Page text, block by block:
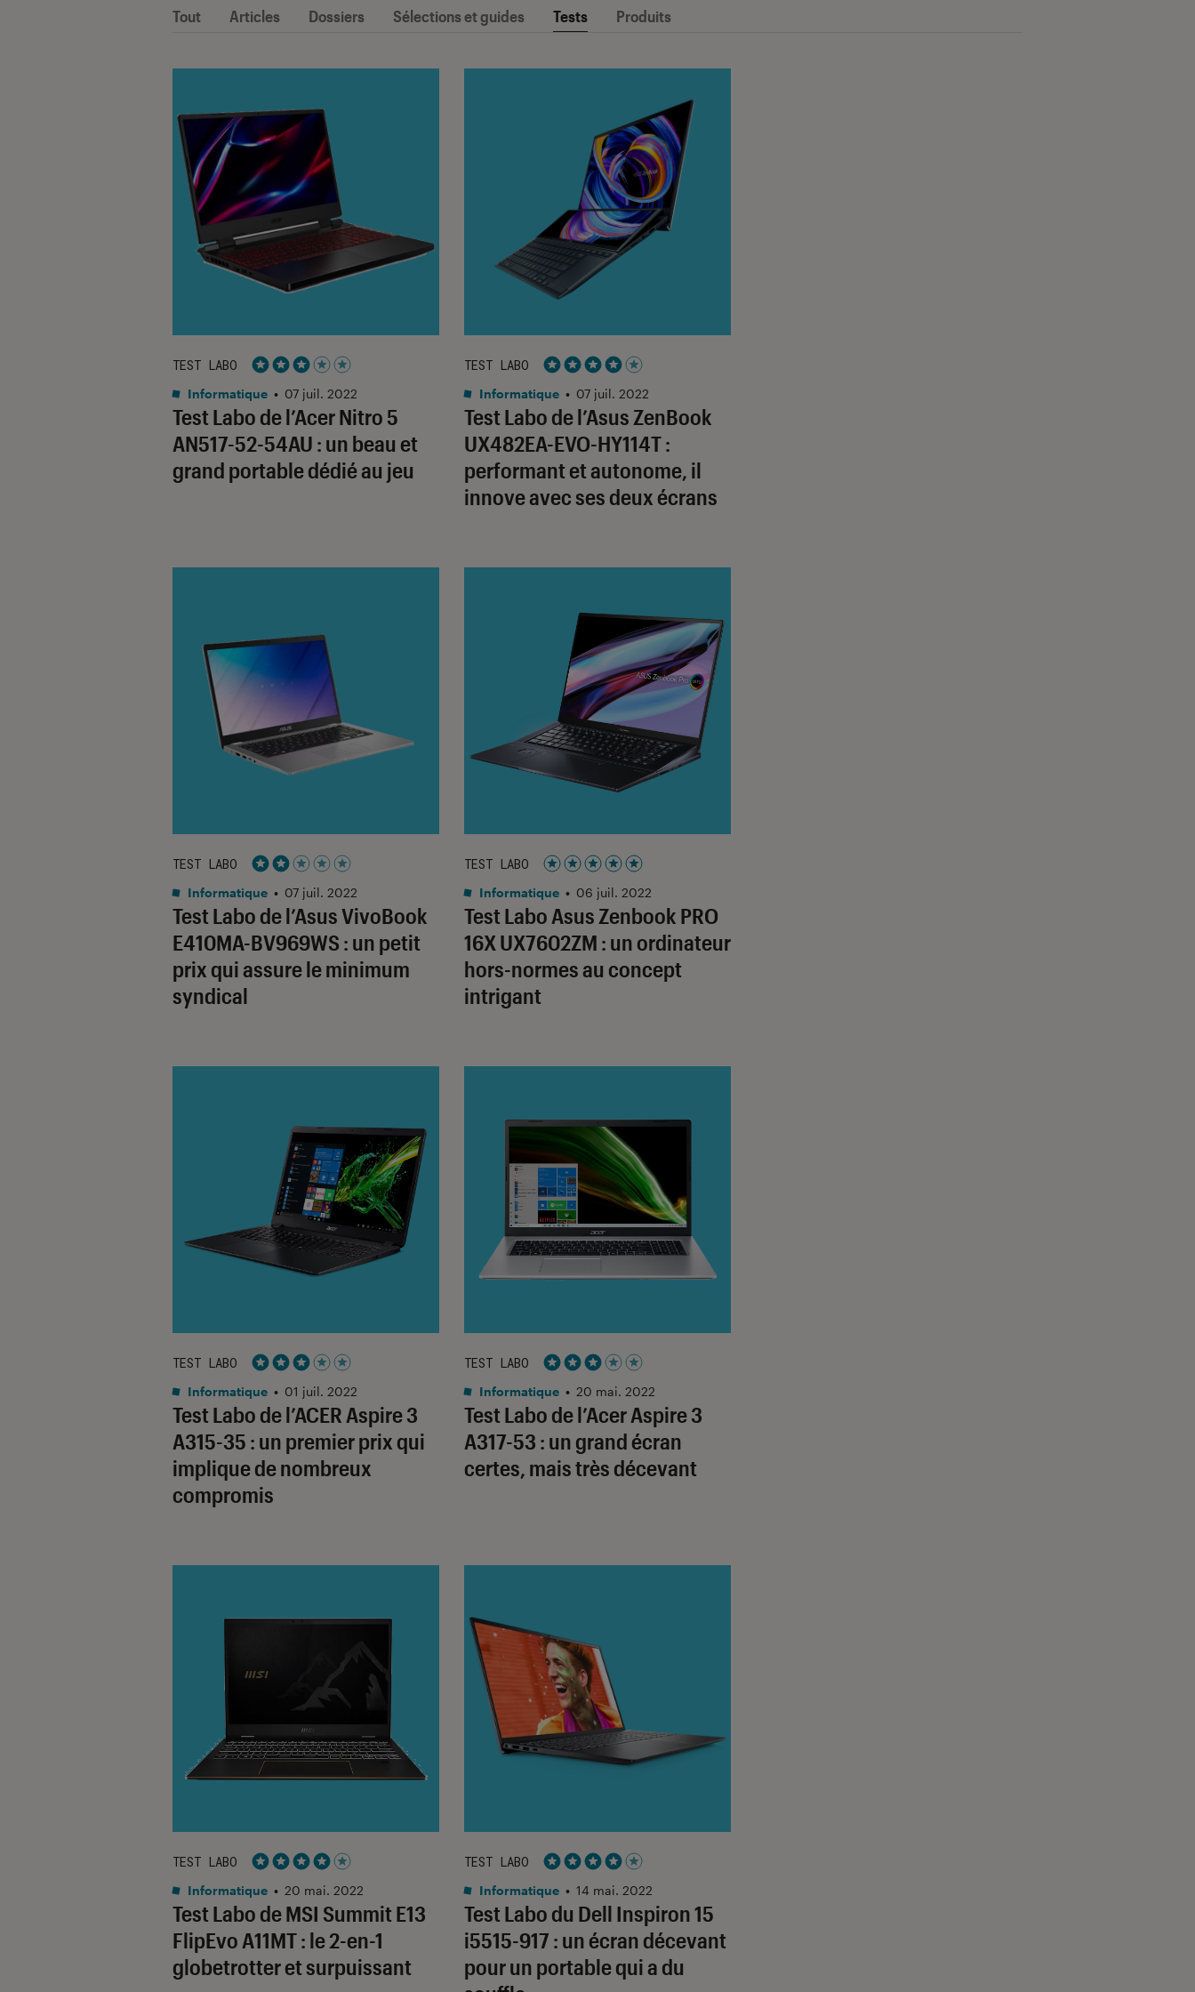
Tout Articles Dossiers Sélections et guides Tests Produits
Test Labo de l’Acer Nitro 5
AN517-52-54AU : un beau et
grand portable dédié au jeu
TEST LABO
Noté 3 étoiles sur 5
Informatique • 07 juil. 2022
Test Labo de l’Asus ZenBook
UX482EA-EVO-HY114T :
performant et autonome, il
innove avec ses deux écrans
TEST LABO
Noté 4 étoiles sur 5
Informatique • 07 juil. 2022
Test Labo de l’Asus VivoBook
E410MA-BV969WS : un petit
prix qui assure le minimum
syndical
TEST LABO
Noté 2 étoiles sur 5
Informatique • 07 juil. 2022
Test Labo Asus Zenbook PRO
16X UX7602ZM : un ordinateur
hors-normes au concept
intrigant
TEST LABO
Noté 5 étoiles sur 5
Informatique • 06 juil. 2022
Test Labo de l’ACER Aspire 3
A315-35 : un premier prix qui
implique de nombreux
compromis
TEST LABO
Noté 3 étoiles sur 5
Informatique • 01 juil. 2022
Test Labo de l’Acer Aspire 3
A317-53 : un grand écran
certes, mais très décevant
TEST LABO
Noté 3 étoiles sur 5
Informatique • 20 mai. 2022
Test Labo de MSI Summit E13
FlipEvo A11MT : le 2-en-1
globetrotter et surpuissant
TEST LABO
Noté 4 étoiles sur 5
Informatique • 20 mai. 2022
Test Labo du Dell Inspiron 15
i5515-917 : un écran décevant
pour un portable qui a du
TEST LABO
Noté 4 étoiles sur 5
Informatique • 14 mai. 2022